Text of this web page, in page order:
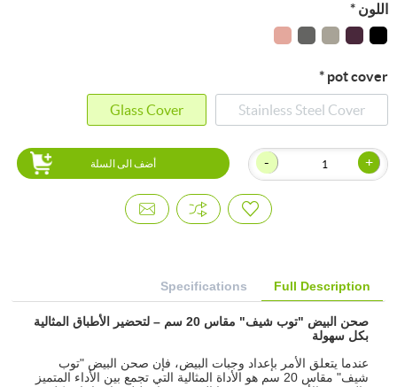
اللون *
pot cover
*
Stainless Steel Cover
Glass Cover
+
- أضف الى السلة
Full Description
Specifications
صحن البيض "توب شيف" مقاس 20 سم – لتحضير الأطباق المثالية
بكل سهولة
عندما يتعلق الأمر بإعداد وجبات البيض، فإن صحن البيض "توب
شيف" مقاس 20 سم هو الأداة المثالية التي تجمع بين الأداء المتميز